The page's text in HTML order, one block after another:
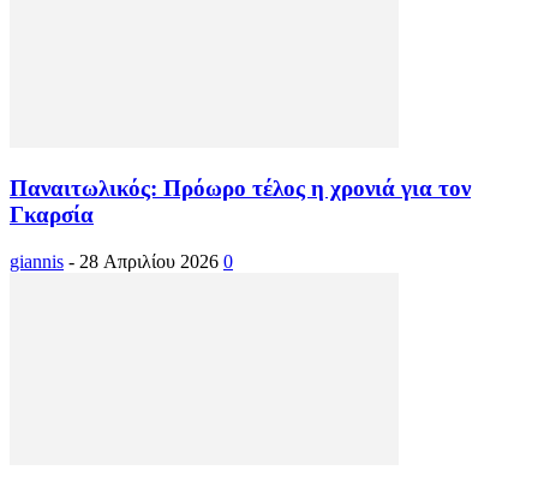
Παναιτωλικός: Πρόωρο τέλος η χρονιά για τον
Γκαρσία
giannis - 28 Απριλίου 2026 0